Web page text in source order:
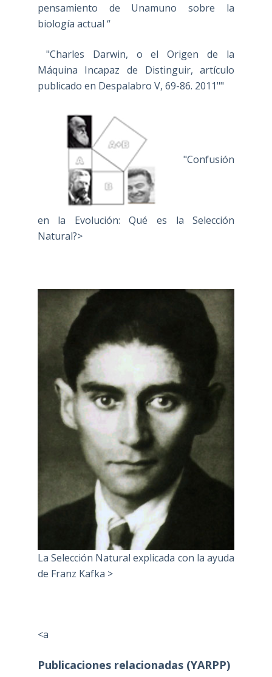
pensamiento de Unamuno sobre la
biología actual “
"Charles Darwin, o el Origen de la
Máquina Incapaz de Distinguir, artículo
publicado en Despalabro V, 69-86. 2011""
"Confusión
en la Evolución: Qué es la Selección
Natural?>
La Selección Natural explicada con la ayuda
de Franz Kafka >
<a
Publicaciones relacionadas (YARPP)